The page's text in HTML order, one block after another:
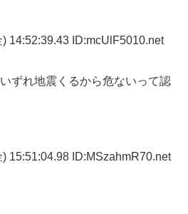
) 14:52:39.43 ID:mcUlF5010.net
ずれ地震くるから危ないって認
) 15:51:04.98 ID:MSzahmR70.net